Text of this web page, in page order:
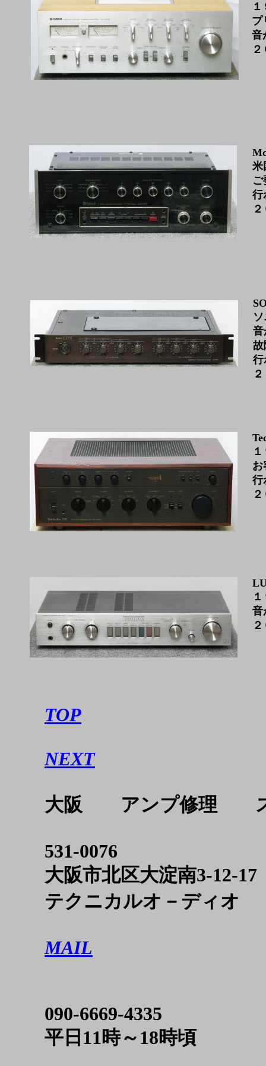
プ
音
米
行
音
故
行
お
行
音
TOP
NEXT
大阪 アンプ修理 ス
531-0076
大阪市北区大淀南3-12-17
テクニカルオ－ディオ
MAIL
090-6669-4335
平日11時～18時頃